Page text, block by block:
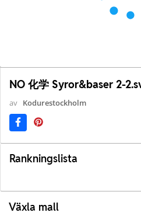
NO 化学 Syror&baser 2-
av Kodurestockholm
Rankningslista
Växla mall